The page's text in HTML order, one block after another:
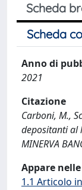
Scheda
Scheda
Anno di
2021
Citazione
Carboni, M.,
depositanti al
MINERVA
Appare
1.1 Articolo